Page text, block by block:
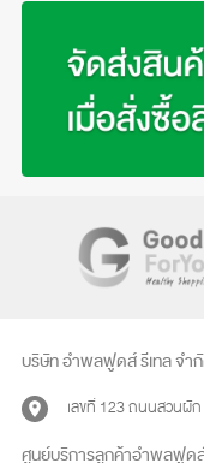
บริษัท อำพลฟูดส์ รีเทล จำ
เลขที่ 123 ถนนสวนผั
ศูนย์บริการลูกค้าอำพลฟูด